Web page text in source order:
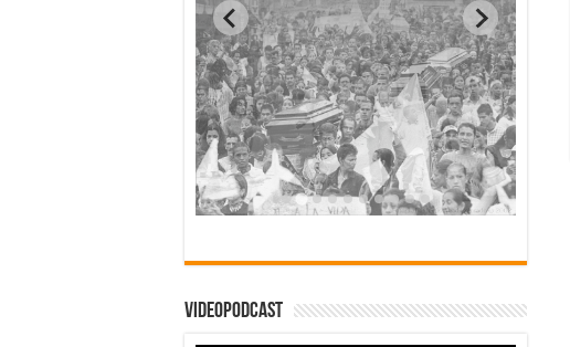
Videopodcast